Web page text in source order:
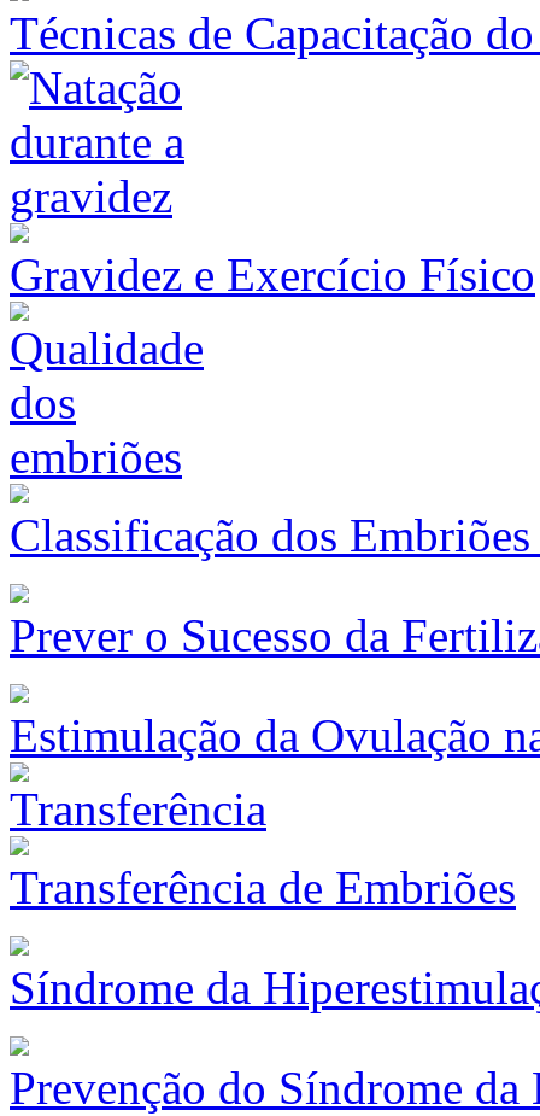
Técnicas de Capacitação
Gravidez e Exercício Físico
Classificação dos
Prever o Sucesso da
Estimulação da Ovulação
Transferência de Embriões
Síndrome da
Prevenção do Síndrome